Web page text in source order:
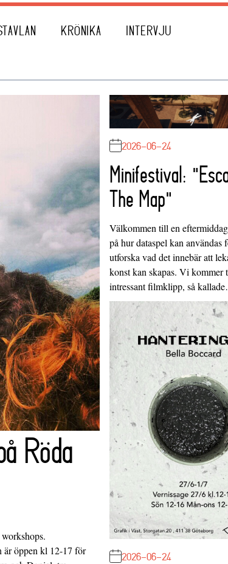
KRÖNIKA INTERVJU
Röda
är öppen kl 12-17 för
2026-06-24
Minifestival:
The Map"
Välkommen till en
på hur dataspel kan användas
utforska vad det innebär att
konst kan skapas. Vi kommer
intressant filmklipp, så
2026-06-24